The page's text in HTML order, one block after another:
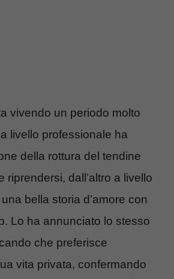
vivendo un periodo molto
livello professionale ha
della rottura del tendine
riprendersi, dall’altro a livello
bella storia d’amore con
Lo ha annunciato lo stesso
che preferisce
vita privata, confermando